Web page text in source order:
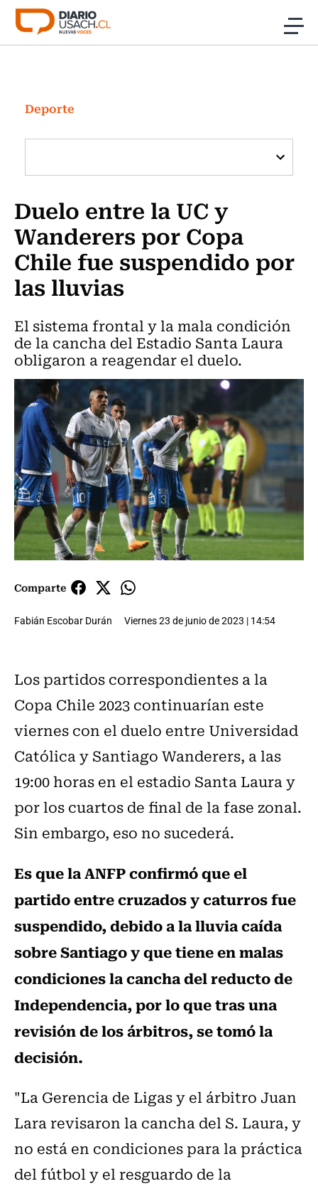
Click acá para ir directamente al contenido
Investigación
Cultura
Programas Radio y TV Usach
Deporte
Duelo entre la UC y
Wanderers por Copa
Chile fue suspendido por
las lluvias
El sistema frontal y la mala condición
de la cancha del Estadio Santa Laura
obligaron a reagendar el duelo.
Comparte
Fabián Escobar Durán Viernes 23 de junio de 2023 | 14:54
Los partidos correspondientes a la
Copa Chile 2023 continuarían este
viernes con el duelo entre Universidad
Católica y Santiago Wanderers, a las
19:00 horas en el estadio Santa Laura y
por los cuartos de final de la fase zonal.
Sin embargo, eso no sucederá.
Es que la ANFP confirmó que el
partido entre cruzados y caturros fue
suspendido, debido a la lluvia caída
sobre Santiago y que tiene en malas
condiciones la cancha del reducto de
Independencia, por lo que tras una
revisión de los árbitros, se tomó la
decisión.
"La Gerencia de Ligas y el árbitro Juan
Lara revisaron la cancha del S. Laura, y
no está en condiciones para la práctica
del fútbol y el resguardo de la